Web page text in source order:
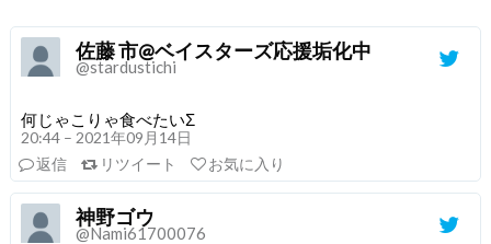
佐藤 市@ベイスターズ応援垢化中
@stardustichi
何じゃこりゃ食べたいΣ
20:44 – 2021年09月14日
返信
リツイート お気に入り
神野ゴウ
@Nami61700076